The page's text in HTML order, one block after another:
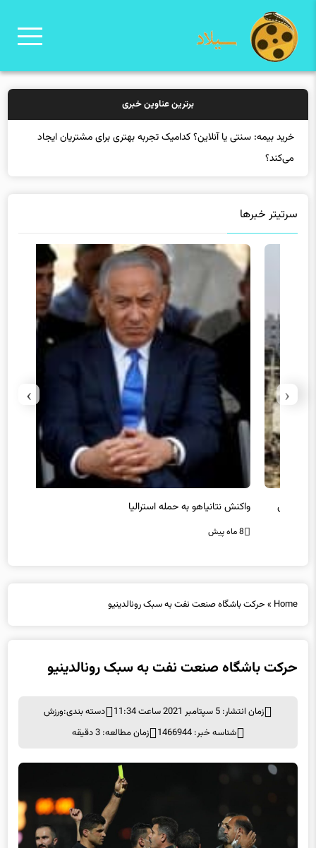
برترین عناوین خبری
خرید بیمه: سنتی یا آنلاین؟ کدامیک تجربه بهتری برای مشتریان ایجاد
می‌کند؟
سرتیتر خبرها
واکنش نتانیاهو به حمله استرالیا
‹
›
Home
»حرکت باشگاه صنعت نفت به سبک رونالدینیو
حرکت باشگاه صنعت نفت به سبک رونالدینیو
زمان انتشار: 5 سپتامبر 2021 ساعت 11:34 دسته بندی:ورزش
شناسه خبر: 1466944
زمان مطالعه: 3 دقیقه